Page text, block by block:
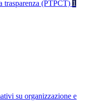
trasparenza (PTPCT) 1
su organizzazione e